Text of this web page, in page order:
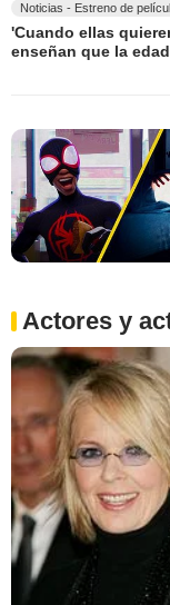
Noticias - Estreno de
'Cuando ellas
enseñan que la
Actores y